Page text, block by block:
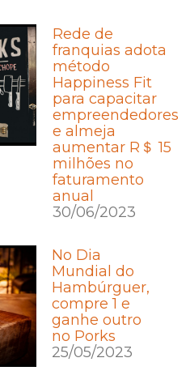
Rede de
franquias adota
método
Happiness Fit
para capacitar
empreendedores
e almeja
aumentar R＄ 15
milhões no
faturamento
anual
30/06/2023
No Dia
Mundial do
Hambúrguer,
compre 1 e
ganhe outro
no Porks
25/05/2023